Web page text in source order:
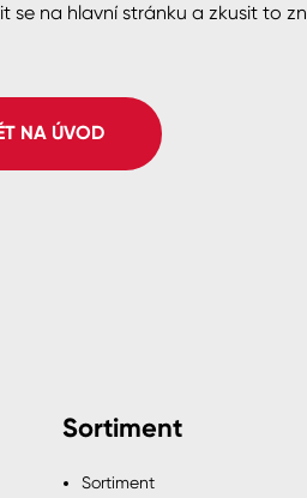
se na hlavní stránku a zkusit to
NA ÚVOD
Sortiment
Sortiment